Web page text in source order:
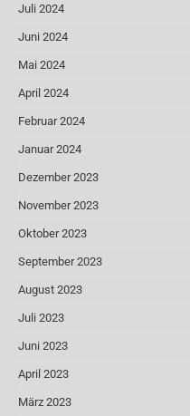
Juli 2024
Juni 2024
Mai 2024
April 2024
Februar 2024
Januar 2024
Dezember 2023
November 2023
Oktober 2023
September 2023
August 2023
Juli 2023
Juni 2023
April 2023
März 2023